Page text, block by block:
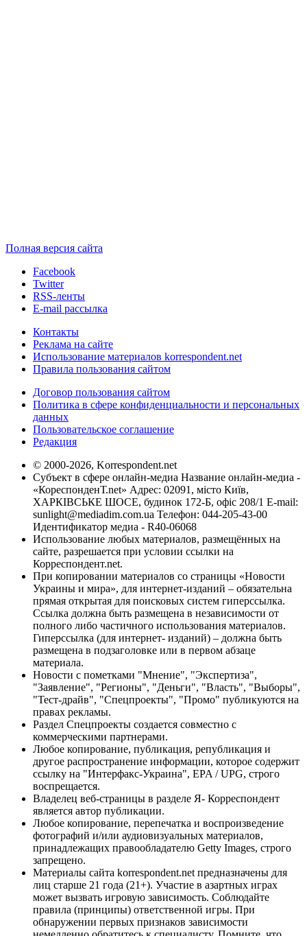
Полная версия сайта
Facebook
Twitter
RSS-ленты
E-mail рассылка
Контакты
Реклама на сайте
Использование материалов korrespondent.net
Правила пользования сайтом
Договор пользования сайтом
Политика в сфере конфиденциальности и персональных
данных
Пользовательское соглашение
Редакция
© 2000-2026, Korrespondent.net
Субъект в сфере онлайн-медиа Название онлайн-медиа -
«КореспонденТ.net» Адрес: 02091, місто Київ,
ХАРКІВСЬКЕ ШОСЕ, будинок 172-Б, офіс 208/1 E-mail:
sunlight@mediadim.com.ua Телефон: 044-205-43-00
Идентификатор медиа - R40-06068
Использование любых материалов, размещённых на
сайте, разрешается при условии ссылки на
Корреспондент.net.
При копировании материалов со страницы «Новости
Украины и мира», для интернет-изданий – обязательна
прямая открытая для поисковых систем гиперссылка.
Ссылка должна быть размещена в независимости от
полного либо частичного использования материалов.
Гиперссылка (для интернет- изданий) – должна быть
размещена в подзаголовке или в первом абзаце
материала.
Новости с пометками "Мнение", "Экспертиза",
"Заявление", "Регионы", "Деньги", "Власть", "Выборы",
"Тест-драйв", "Спецпроекты", "Промо" публикуются на
правах рекламы.
Раздел Спецпроекты создается совместно с
коммерческими партнерами.
Любое копирование, публикация, републикация и
другое распространение информации, которое содержит
ссылку на "Интерфакс-Украина", EPA / UPG, строго
воспрещается.
Владелец веб-страницы в разделе Я- Корреспондент
является автор публикации.
Любое копирование, перепечатка и воспроизведение
фотографий и/или аудиовизуальных материалов,
принадлежащих правообладателю Getty Images, строго
запрещено.
Материалы сайта korrespondent.net предназначены для
лиц старше 21 года (21+). Участие в азартных играх
может вызвать игровую зависимость. Соблюдайте
правила (принципы) ответственной игры. При
обнаружении первых признаков зависимости